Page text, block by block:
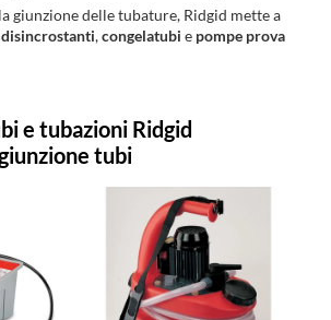
giunzione delle tubature, Ridgid mette a
,congelatubi e pompe prova
e tubazioni Ridgid
tubi